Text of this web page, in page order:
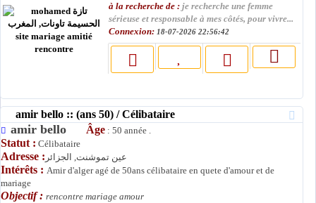
à la recherche de : je recherche une femme
sérieuse et responsable à mes côtés, pour vivre...
Connexion: 18-07-2026 22:56:42
amir bello :: (ans 50) / Célibataire
amir bello Âge : 50 année .
Statut : Célibataire
Adresse : عين تموشنت, الجزائر
Intérêts : Amir d'alger agé de 50ans célibataire en quete d'amour et de
mariage
Objectif : rencontre mariage amour